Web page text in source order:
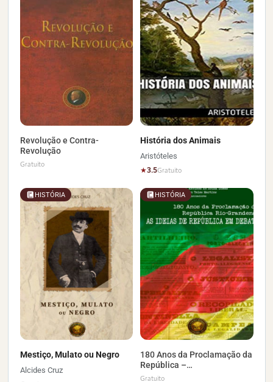
Revolução e Contra-
Revolução
Gratuito
História dos Animais
Aristóteles
★3.5Gratuito
HISTÓRIA
Mestiço, Mulato ou Negro
Alcides Cruz
HISTÓRIA
180 Anos da Proclamação da
República –…
Gratuito